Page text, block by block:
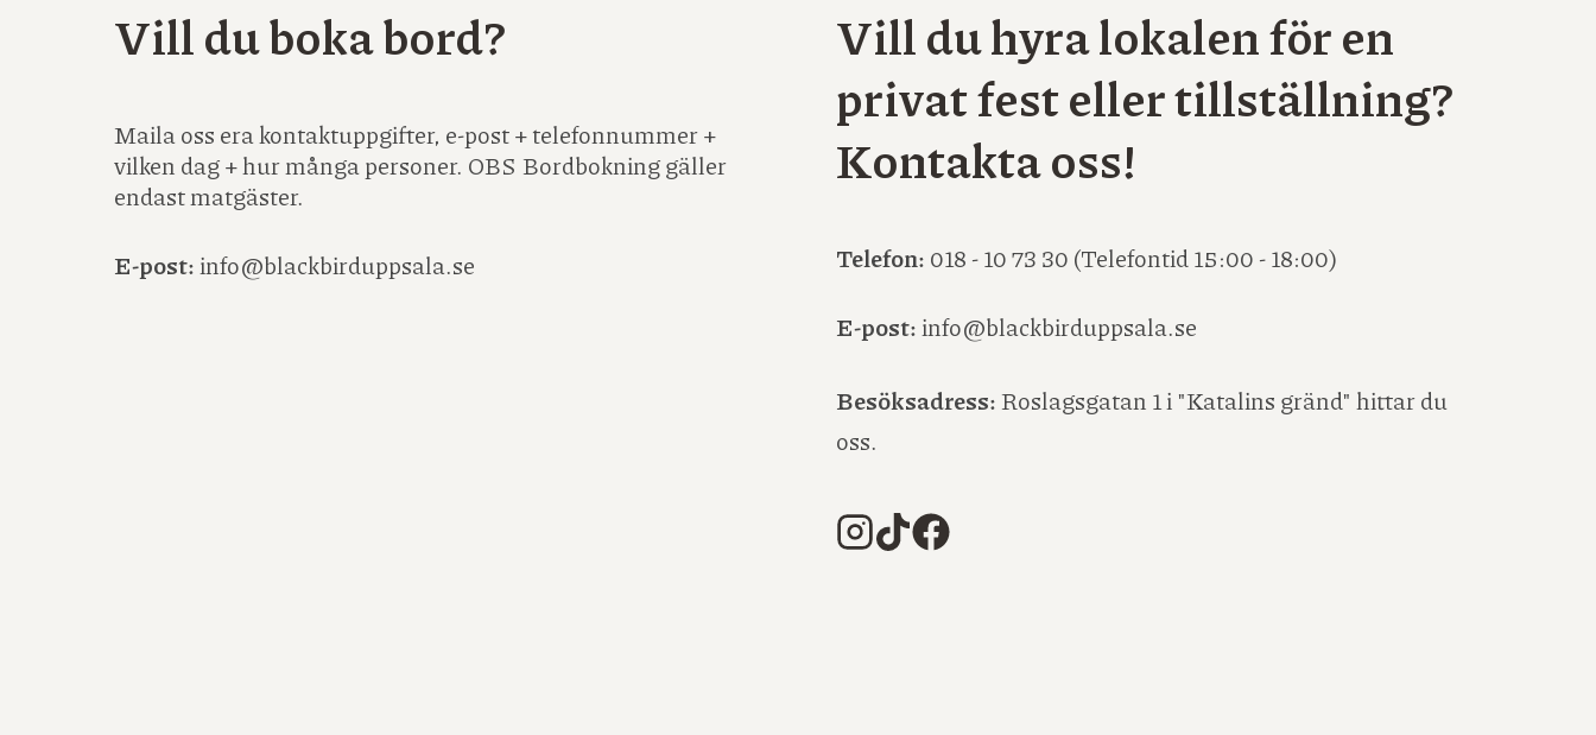
Vill du boka bord?
Maila oss era kontaktuppgifter, e-post + telefonnummer +
vilken dag + hur många personer. OBS Bordbokning gäller
endast matgäster.
E-post:info@blackbirduppsala.se
Vill du hyra lokalen för en
privat fest eller tillställning?
Kontakta oss!
Telefon: 018 - 10 73 30 (Telefontid 15:00 - 18:00)
E-post:info@blackbirduppsala.se
Besöksadress:Roslagsgatan 1 i "Katalins gränd" hittar du
oss.